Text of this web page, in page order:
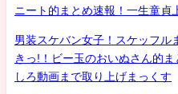
ニート的まとめ速報！一生童貞
男装スケバン女子！スケッフル
きっ!！ビー玉のおいぬさん的
しろ動画まで取り上げまっくす